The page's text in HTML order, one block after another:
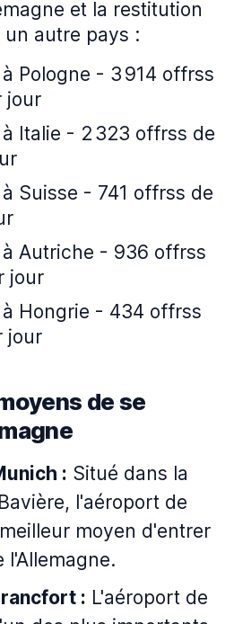
et la restitution
autre pays :
Pologne - 3 914 offrss
jour
Italie - 2 323 offrss de
Suisse - 741 offrss de
à Autriche - 936 offrss
jour
à Hongrie - 434 offrss
jour
de se
: Situé dans la
l'aéroport de
moyen d'entrer
l'Allemagne.
: L'aéroport de